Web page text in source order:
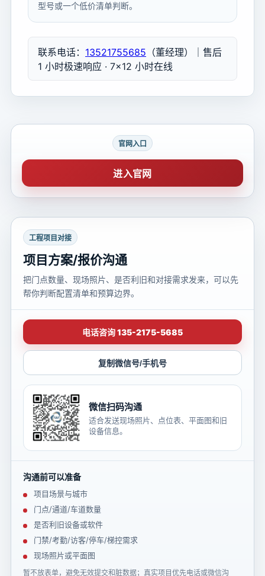
型号或一个低价清单判断。
联系电话： 13521755685 （董经理）｜售后
1 小时极速响应 · 7×12 小时在线
官网入口
进入官网
工程项目对接
项目方案/报价沟通
把门点数量、现场照片、是否利旧和对接需求发来，可以先
帮你判断配置清单和预算边界。
电话咨询 135-2175-5685
复制微信号/手机号
微信扫码沟通
适合发送现场照片、点位表、平面图和旧
设备信息。
沟通前可以准备
项目场景与城市
门点/通道/车道数量
是否利旧设备或软件
门禁/考勤/访客/停车/梯控需求
现场照片或平面图
暂不放表单，避免无效提交和脏数据；真实项目优先电话或微信沟